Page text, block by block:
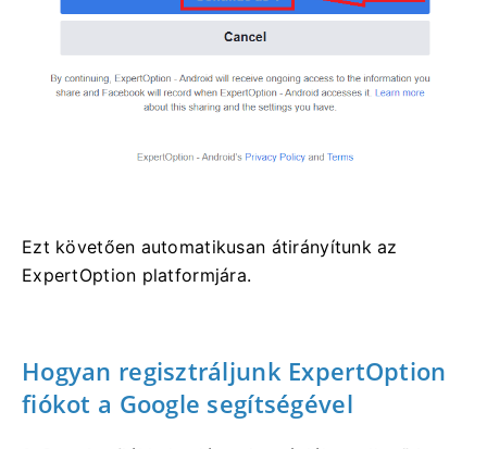
Ezt követően automatikusan átirányítunk az
ExpertOption platformjára.
Hogyan regisztráljunk ExpertOption
fiókot a Google segítségével